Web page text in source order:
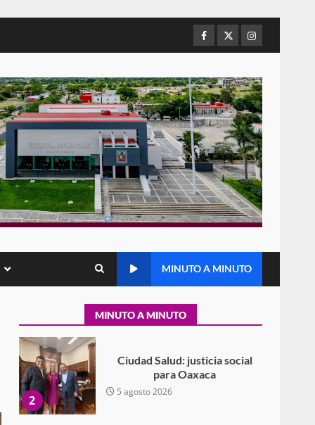
Facebook
TwitterInstagram
MINUTO A MINUTO
MINUTO A MINUTO
animal tras denuncia ciudadana
6
Detienen a Ernesto Ruffo en
Baja California; FGR lo investiga
por presuntos delitos de
delincuencia organizada y
contrabando
16 julio 2026
7
Sin paso carretera Oaxaca-
Cuacnopalan
26 junio 2026
Exhorta Poder Legislativo al
IEEPO y al Iocied a realizar una
instalaciones de la Escuela
Secundaria General Moisés
5 agosto 2026
2
Ciudad Salud: justicia social
para Oaxaca
5 agosto 2026